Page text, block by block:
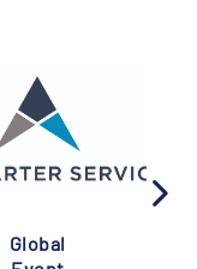
Global